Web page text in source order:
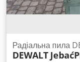
Радіальна пила
DEWALT